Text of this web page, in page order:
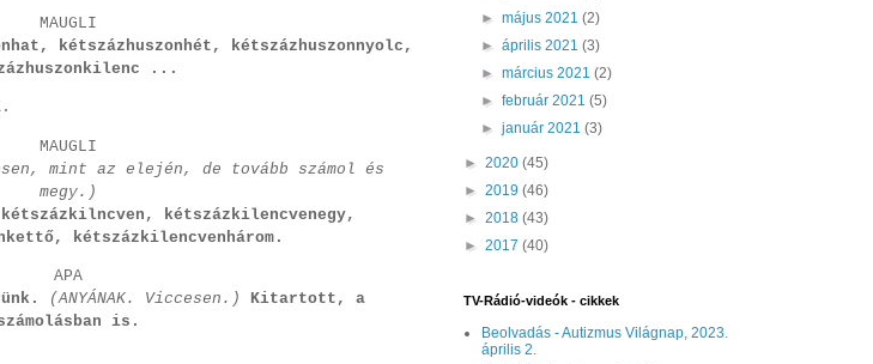
MAUGLI
kétszázhuszonhét, kétszázhuszonnyolc,
...
MAUGLI
mint az elején, de tovább számol és
megy.)
kétszázkilencvenegy,
kétszázkilencvenhárom.
APA
(ANYÁNAK. Viccesen.)
Kitartott, a
is.
►május 2021(2)
►április 2021(3)
►március 2021(2)
►február 2021(5)
►január 2021(3)
► 2020 (45)
► 2019 (46)
► 2018 (43)
► 2017 (40)
TV-Rádió-videók - cikkek
Beolvadás - Autizmus Világnap, 2023.
április 2.